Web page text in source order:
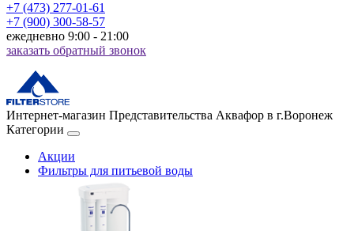
+7 (473) 277-01-61
+7 (900) 300-58-57
ежедневно 9:00 - 21:00
заказать обратный звонок
Интернет-магазин Представительства Аквафор в г.Воронеж
Категории
Акции
Фильтры для питьевой воды